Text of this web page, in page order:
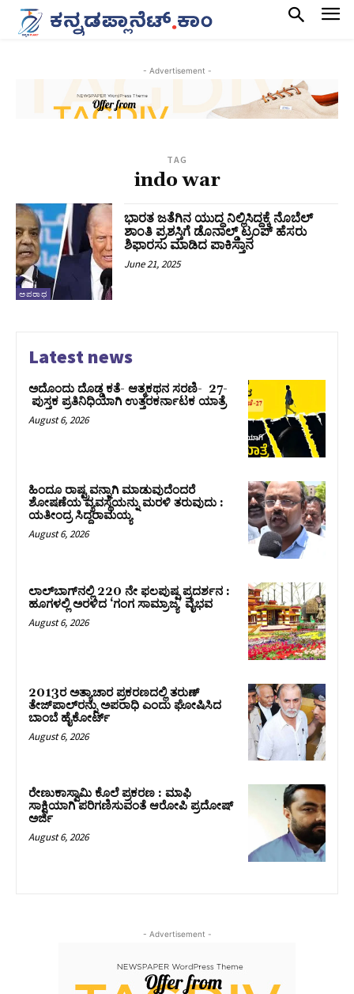
- Advertisement -
TAG
indo war
ಅಪರಾಧ
ಭಾರತ ಜತೆಗಿನ ಯುದ್ಧ ನಿಲ್ಲಿಸಿದ್ದಕ್ಕೆ ನೊಬೆಲ್‌
ಶಾಂತಿ ಪ್ರಶಸ್ತಿಗೆ ಡೊನಾಲ್ಡ್ ಟ್ರಂಪ್‌ ಹೆಸರು
ಶಿಫಾರಸು ಮಾಡಿದ ಪಾಕಿಸ್ತಾನ
June 21, 2025
Latest news
ಅದೊಂದು ದೊಡ್ಡ ಕತೆ- ಆತ್ಮಕಥನ ಸರಣಿ- 27-
ಪುಸ್ತಕ ಪ್ರತಿನಿಧಿಯಾಗಿ ಉತ್ತರಕರ್ನಾಟಕ ಯಾತ್ರೆ
August 6, 2026
ಹಿಂದೂ ರಾಷ್ಟ್ರವನ್ನಾಗಿ ಮಾಡುವುದೆಂದರೆ
ಶೋಷಣೆಯ ವ್ಯವಸ್ಥೆಯನ್ನು ಮರಳಿ ತರುವುದು :
ಯತೀಂದ್ರ ಸಿದ್ದರಾಮಯ್ಯ
August 6, 2026
ಲಾಲ್‍ಬಾಗ್‍ನಲ್ಲಿ 220 ನೇ ಫಲಪುಷ್ಪ ಪ್ರದರ್ಶನ :
ಹೂಗಳಲ್ಲಿ ಅರಳಿದ ‘ಗಂಗ ಸಾಮ್ರಾಜ್ಯ’ ವೈಭವ
August 6, 2026
2013ರ ಅತ್ಯಾಚಾರ ಪ್ರಕರಣದಲ್ಲಿ ತರುಣ್
ತೇಜ್‌ಪಾಲ್‌ರನ್ನು ಅಪರಾಧಿ ಎಂದು ಘೋಷಿಸಿದ
ಬಾಂಬೆ ಹೈಕೋರ್ಟ್
August 6, 2026
ರೇಣುಕಾಸ್ವಾಮಿ ಕೊಲೆ ಪ್ರಕರಣ : ಮಾಫಿ
ಸಾಕ್ಷಿಯಾಗಿ ಪರಿಗಣಿಸುವಂತೆ ಆರೋಪಿ ಪ್ರದೋಷ್‌
ಅರ್ಜಿ
August 6, 2026
- Advertisement -